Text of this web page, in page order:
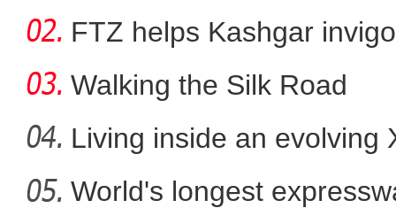
新疆喀什至塔什干国际
FTZ helps Kashgar
comm
Walking the Silk Road
Living inside an evolving
World's longest